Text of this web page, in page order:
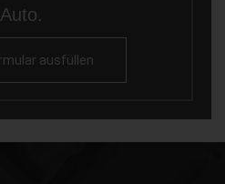
Auto.
ausfüllen